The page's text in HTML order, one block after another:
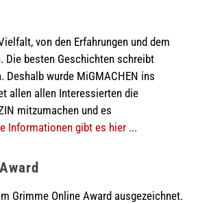
von den Erfahrungen und dem
Die besten Geschichten schreibt
Deshalb wurde MiGMACHEN ins
allen allen Interessierten die
mitzumachen und es
Informationen gibt es hier ...
Grimme Online Award ausgezeichnet.